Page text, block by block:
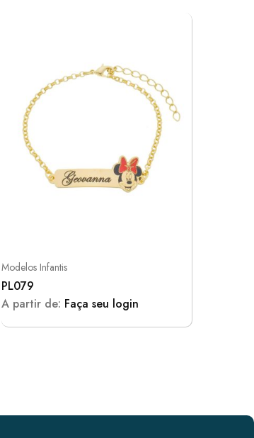
Modelos Infantis
PL079
A partir de: Faça seu login